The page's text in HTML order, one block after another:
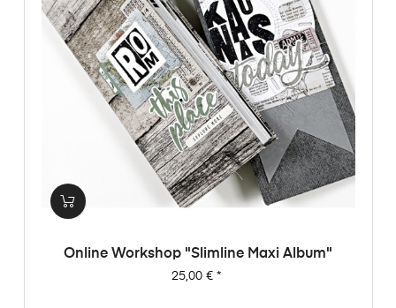
Online Workshop "Slimline Maxi Album"
Preis
25,00 €*